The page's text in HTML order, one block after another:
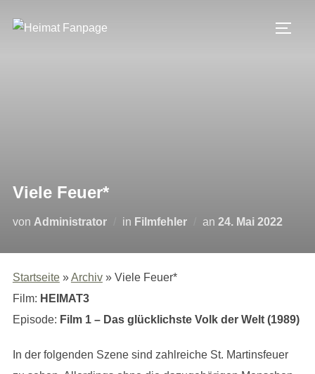
Inhalt
Viele Feuer*
von Administrator in Filmfehler an Veröffentlicht
24. Mai 2022
Startseite»Archiv» Viele Feuer*
Film: HEIMAT3
Episode: Film 1 – Das glücklichste Volk der Welt (1989)
In der folgenden Szene sind zahlreiche St. Martinsfeuer